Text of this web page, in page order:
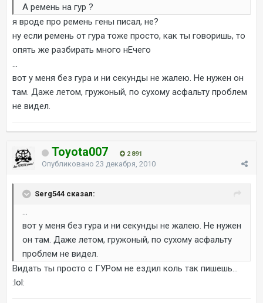
А ремень на гур ?
я вроде про ремень гены писал, не?
ну если ремень от гура тоже просто, как ты говоришь, то
опять же разбирать много нЕчего
вот у меня без гура и ни секунды не жалею. Не нужен он
там. Даже летом, гружоный, по сухому асфальту проблем
не видел.
Toyota007 2 891
Опубликовано 23 декабря, 2010
Serg544 сказал:
вот у меня без гура и ни секунды не жалею. Не нужен
он там. Даже летом, гружоный, по сухому асфальту
проблем не видел.
Видать ты просто с ГУРом не ездил коль так пишешь...
:lol: